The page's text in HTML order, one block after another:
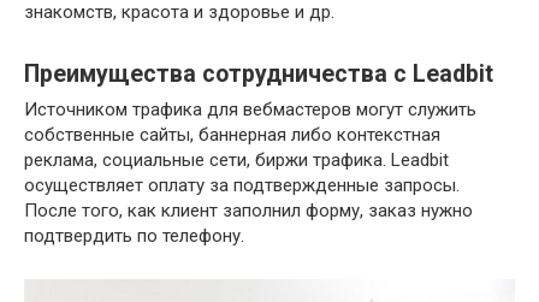
знакомств, красота и здоровье и др.
Преимущества сотрудничества с Leadbit
Источником трафика для вебмастеров могут служить
собственные сайты, баннерная либо контекстная
реклама, социальные сети, биржи трафика. Leadbit
осуществляет оплату за подтвержденные запросы.
После того, как клиент заполнил форму, заказ нужно
подтвердить по телефону.